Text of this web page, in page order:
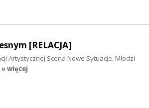
[RELACJA]
Artystycznej Scena Nowe Sytuacje. Młodzi
» więcej